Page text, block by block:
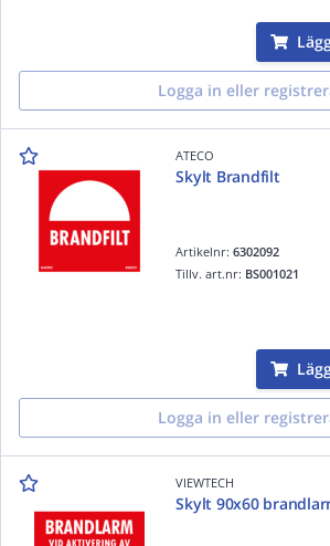
Logga in eller
ATECO
Skylt Brandfilt
Artikelnr:6302092
Tillv. art.nr: BS001021
Logga in eller
VIEWTECH
Skylt 90x60